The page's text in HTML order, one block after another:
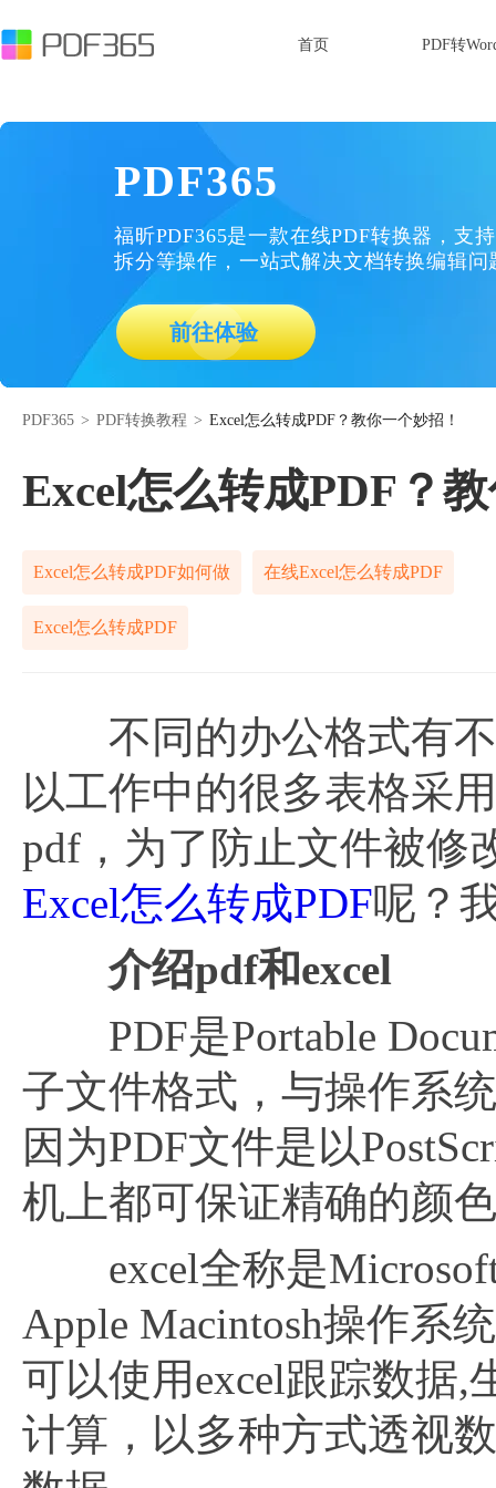
首页 PDF转
PDF365
福昕PDF365是一款在线PDF转换器，支
拆分等操作，一站式解决文档转换编辑问
前往体验
PDF365 > PDF转换教程 > Excel怎么转成PDF？教你一个妙招！
Excel怎么转成PDF？
Excel怎么转成PDF如何做 在线Excel怎么转成PDF
Excel怎么转成PDF
不同的办公格式有不
以工作中的很多表格采
pdf，为了防止文件被修
Excel怎么转成PDF呢？
介绍pdf和excel
PDF是Portable
子文件格式，与操作系
因为PDF文件是以
机上都可保证精确的颜
excel全称是Microsoft
Apple Macintosh操作系
可以使用excel跟踪数据
计算，以多种方式透视